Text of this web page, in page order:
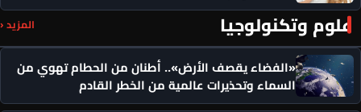
علوم وتكنولوجيا المزيد ‹
«الفضاء يقصف الأرض».. أطنان من الحطام تهوي من
السماء وتحذيرات عالمية من الخطر القادم